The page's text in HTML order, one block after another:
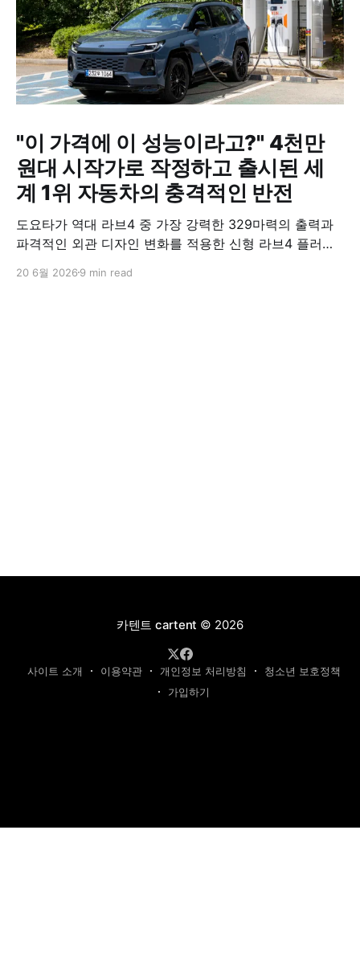
"이 가격에 이 성능이라고?" 4천만
원대 시작가로 작정하고 출시된 세
계 1위 자동차의 충격적인 반전
도요타가 역대 라브4 중 가장 강력한 329마력의 출력과
파격적인 외관 디자인 변화를 적용한 신형 라브4 플러그
충전이 가능하고 전기 모드로만 70km 이상 주행할 수 있
20 6월 2026 9 min read
카텐트 cartent © 2026
사이트 소개 이용약관 개인정보 처리방침
청소년 보호정책
가입하기